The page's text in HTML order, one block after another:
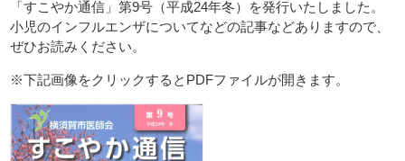
「すこやか通信」第9号（平成24年冬）を発行いたしました。
小児のインフルエンザについてなどの記事などありますので、
ぜひお読みください。
※下記画像をクリックするとPDFファイルが開きます。